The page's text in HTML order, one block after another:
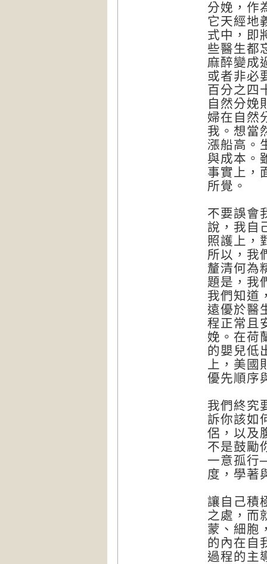
分娩，作
它天經地
式中，即
些醫生都
麻醉變成
或者非必
百分之四
自然分娩
婦在自然
我。想當
漲船高。
與成本。
事實上，
所覺。
不要誤會
說，我自
照護上，
所以，我
釐清何為
題是，我
我們知道
遠優於醫
程正常且
娩。在荷
的嬰兒低
上，美
優先順序
我們終究
訴你該如
侶，以及
不是鼓勵
一意孤行
度，學著
讓自己積
之處，而
蒙、細胞
的內在自
過程的主